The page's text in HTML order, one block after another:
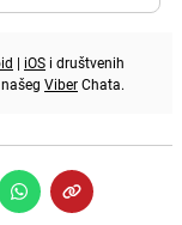
| iOS i društvenih
ViberChata.